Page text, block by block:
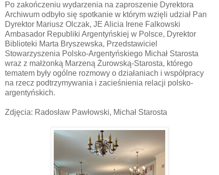
Po zakończeniu wydarzenia na zaproszenie Dyrektora
Archiwum odbyło się spotkanie w którym wzięli udział Pan
Dyrektor Mariusz Olczak, JE Alicia Irene Falkowski
Ambasador Republiki Argentyńskiej w Polsce, Dyrektor
Biblioteki Marta Bryszewska, Przedstawiciel
Stowarzyszenia Polsko-Argentyńskiego Michał Starosta
wraz z małżonką Marzeną Żurowską-Starosta, którego
tematem były ogólne rozmowy o działaniach i współpracy
na rzecz podtrzymywania i zacieśnienia relacji polsko-
argentyńskich.
Zdjęcia: Radosław Pawłowski, Michał Starosta